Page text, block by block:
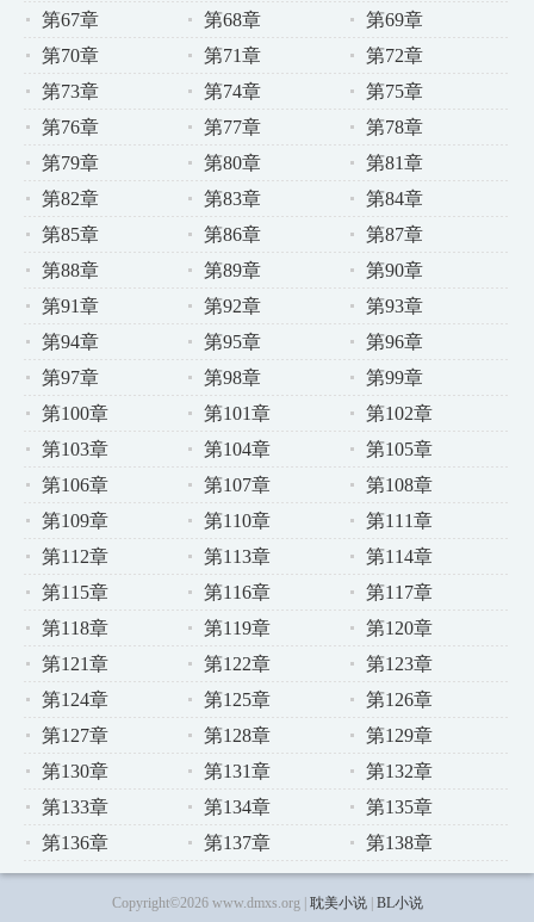
第67章
第68章
第69章
第70章
第71章
第72章
第73章
第74章
第75章
第76章
第77章
第78章
第79章
第80章
第81章
第82章
第83章
第84章
第85章
第86章
第87章
第88章
第89章
第90章
第91章
第92章
第93章
第94章
第95章
第96章
第97章
第98章
第99章
第100章
第101章
第102章
第103章
第104章
第105章
第106章
第107章
第108章
第109章
第110章
第111章
第112章
第113章
第114章
第115章
第116章
第117章
第118章
第119章
第120章
第121章
第122章
第123章
第124章
第125章
第126章
第127章
第128章
第129章
第130章
第131章
第132章
第133章
第134章
第135章
第136章
第137章 第138章
Copyright©2026 www.dmxs.org | 耽美小说| BL小说